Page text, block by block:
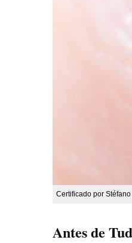
Certificado por
Antes de